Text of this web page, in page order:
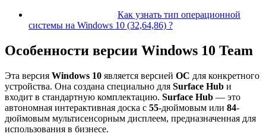
Как узнать тип операционной
системы на Windows 10 (32,64,86) ?
Особенности версии Windows 10 Team
Эта версия Windows 10 является версией ОС для конкретного
устройства. Она создана специально для Surface Hub и
входит в стандартную комплектацию. Surface Hub — это
автономная интерактивная доска с 55-дюймовым или 84-
дюймовым мультисенсорным дисплеем, предназначенная для
использования в бизнесе.